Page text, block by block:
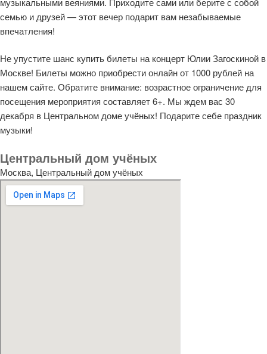
семью и друзей — этот вечер подарит вам незабываемые
впечатления!
Не упустите шанс купить билеты на концерт Юлии Загоскиной в
Москве! Билеты можно приобрести онлайн от 1000 рублей на
нашем сайте. Обратите внимание: возрастное ограничение для
посещения мероприятия составляет 6+. Мы ждем вас 30
декабря в Центральном доме учёных! Подарите себе праздник
музыки!
Центральный дом учёных
Москва, Центральный дом учёных